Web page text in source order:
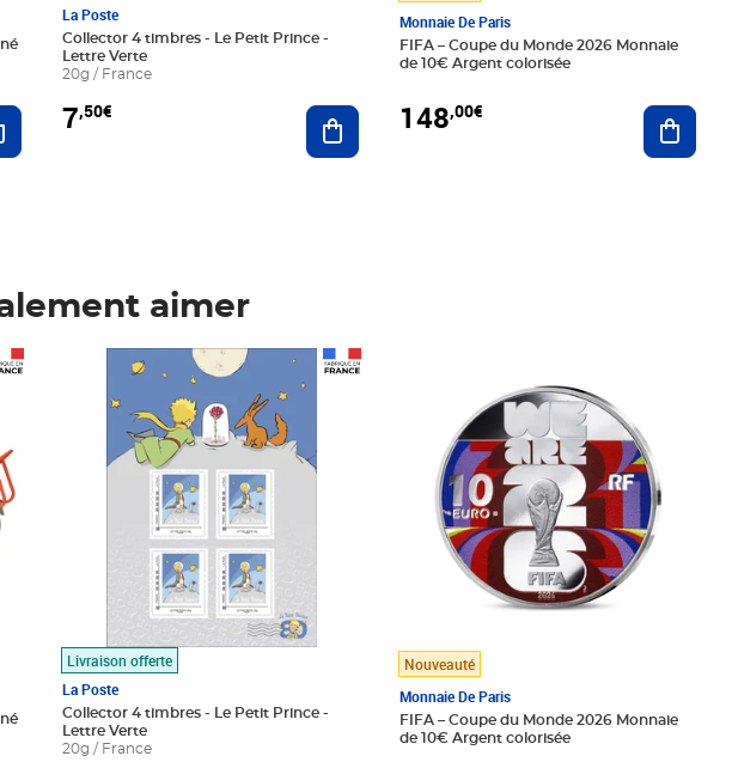
Ajouter au panier
La Poste
Collector 4 timbres - Le Petit Prince -
Lettre Verte
20g / France
7,50€ Ajouter au panier
Monnaie De Paris
FIFA – Coupe du Monde 2026 Monnaie
de 10€ Argent colorisée
148,00€
aimer
Livraison offerte
La Poste
Collector 4 timbres - Le Petit Prince -
Lettre Verte
20g / France
Prix 7,50€
Nouveauté
Monnaie De Paris
FIFA – Coupe du Monde 2026 Monnaie
de 10€ Argent colorisée